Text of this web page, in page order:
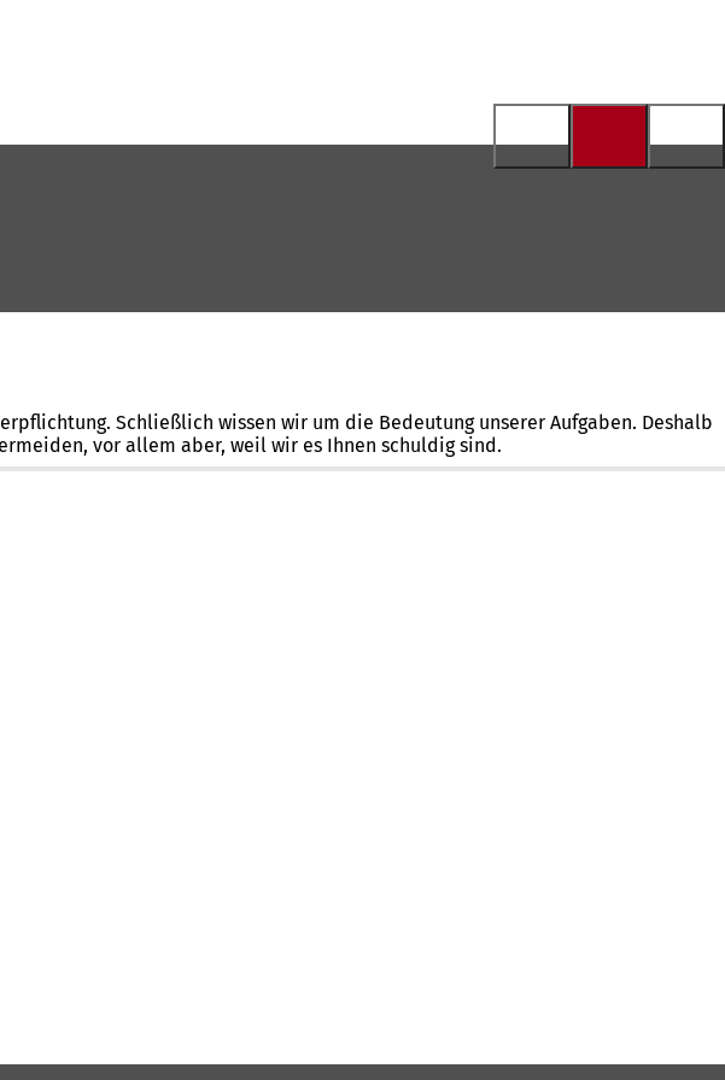
Schließlich wissen wir um die Bedeutung unserer Aufgaben. Deshalb
vor allem aber, weil wir es Ihnen schuldig sind.